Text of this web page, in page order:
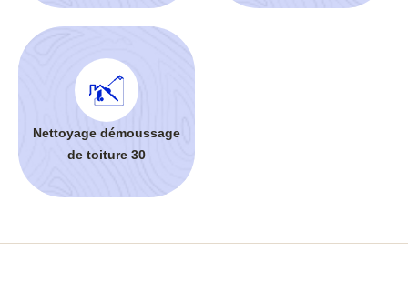
Nettoyage démoussage
de toiture 30